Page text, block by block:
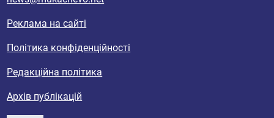
Реклама на сайті
Політика конфіденційності
Редакційна політика
Архів публікацій